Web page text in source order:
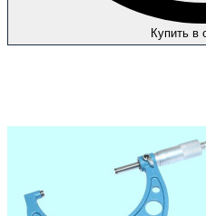
Купить в